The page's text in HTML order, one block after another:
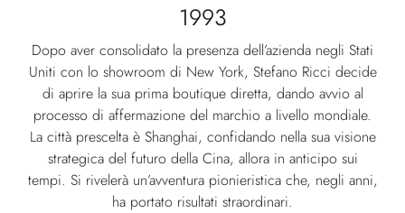
1993
Dopo aver consolidato la presenza dell’azienda negli Stati
Uniti con lo showroom di New York, Stefano Ricci decide
di aprire la sua prima boutique diretta, dando avvio al
processo di affermazione del marchio a livello mondiale.
La città prescelta è Shanghai, confidando nella sua visione
strategica del futuro della Cina, allora in anticipo sui
tempi. Si rivelerà un’avventura pionieristica che, negli anni,
ha portato risultati straordinari.